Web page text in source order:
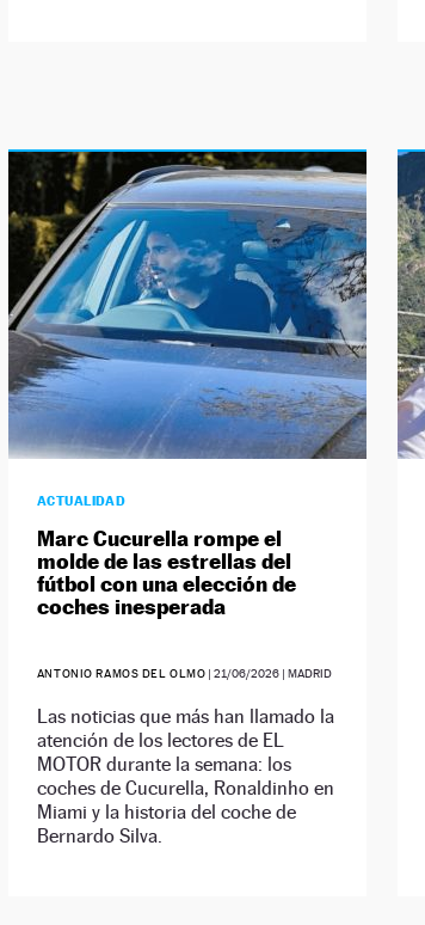
ACTUALIDAD
Marc Cucurella rompe el
molde de las estrellas del
fútbol con una elección de
coches inesperada
ANTONIO RAMOS DEL OLMO |21/06/2026 | MADRID
Las noticias que más han llamado la
atención de los lectores de EL
MOTOR durante la semana: los
coches de Cucurella, Ronaldinho en
Miami y la historia del coche de
Bernardo Silva.